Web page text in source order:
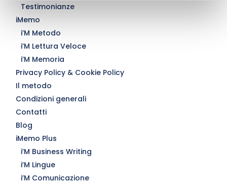
Testimonianze
iMemo
i’M Metodo
i’M Lettura Veloce
i’M Memoria
Privacy Policy & Cookie Policy
Il metodo
Condizioni generali
Contatti
Blog
iMemo Plus
i’M Business Writing
i’M Lingue
i’M Comunicazione